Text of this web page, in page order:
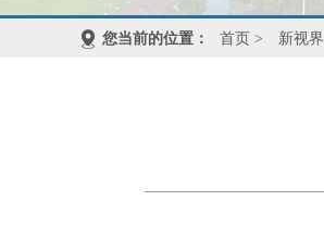
您当前的位置： 首页 > 新视界